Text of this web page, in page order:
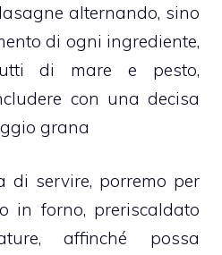
alternando, sino
di ogni ingrediente,
di mare e pesto,
con una decisa
grana
di servire, porremo per
in forno, preriscaldato
affinché possa